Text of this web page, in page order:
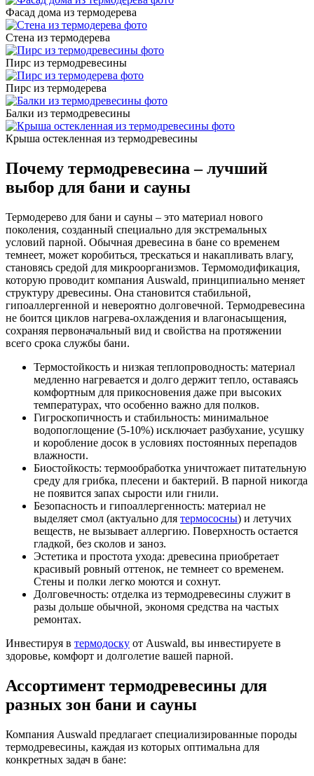
Фасад дома из термодерева
Стена из термодерева
Пирс из термодревесины
Пирс из термодерева
Балки из термодревесины
Крыша остекленная из термодревесины
Почему термодревесина – лучший
выбор для бани и сауны
Термодерево для бани и сауны – это материал нового
поколения, созданный специально для экстремальных
условий парной. Обычная древесина в бане со временем
темнеет, может коробиться, трескаться и накапливать влагу,
становясь средой для микроорганизмов. Термомодификация,
которую проводит компания Auswald, принципиально меняет
структуру древесины. Она становится стабильной,
гипоаллергенной и невероятно долговечной. Термодревесина
не боится циклов нагрева-охлаждения и влагонасыщения,
сохраняя первоначальный вид и свойства на протяжении
всего срока службы бани.
Термостойкость и низкая теплопроводность: материал
медленно нагревается и долго держит тепло, оставаясь
комфортным для прикосновения даже при высоких
температурах, что особенно важно для полков.
Гигроскопичность и стабильность: минимальное
водопоглощение (5-10%) исключает разбухание, усушку
и коробление досок в условиях постоянных перепадов
влажности.
Биостойкость: термообработка уничтожает питательную
среду для грибка, плесени и бактерий. В парной никогда
не появится запах сырости или гнили.
Безопасность и гипоаллергенность: материал не
выделяет смол (актуально для термососны) и летучих
веществ, не вызывает аллергию. Поверхность остается
гладкой, без сколов и заноз.
Эстетика и простота ухода: древесина приобретает
красивый ровный оттенок, не темнеет со временем.
Стены и полки легко моются и сохнут.
Долговечность: отделка из термодревесины служит в
разы дольше обычной, экономя средства на частых
ремонтах.
Инвестируя в термодоску от Auswald, вы инвестируете в
здоровье, комфорт и долголетие вашей парной.
Ассортимент термодревесины для
разных зон бани и сауны
Компания Auswald предлагает специализированные породы
термодревесины, каждая из которых оптимальна для
конкретных задач в бане: